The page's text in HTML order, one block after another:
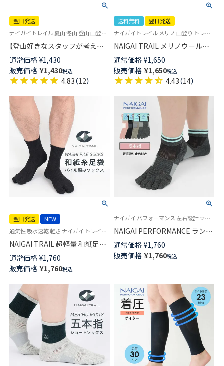
翌日発送
ナイガイトレイル 夏山 冬山 登山 山登り トレッキング 登山ソックス
【登山好きなスタッフが考えた
納得の登山用靴下】NAIGAI
TRAIL メリノウール混 クルー丈
メンズ＆レディース 【365日最
短翌日発送】90301018
通常価格 ¥1,430
販売価格 ¥1,430税込
4.83（12）
送料無料
翌日発送
ナイガイトレイル メリノ 山登り トレッキング ロングトレイル 富士登山 富士山 抗菌防臭 パイル編み
NAIGAI TRAIL メリノウール混
登山用ソックス メンズ＆レディ
ース【365日最短翌日発送】
90370006
通常価格 ¥1,650
販売価格 ¥1,650税込
4.43（14）
翌日発送
NEW
通気性 吸水速乾 軽さ ナイガイ トレイル 送料無料 登山 靴下 軽い タビ
NAIGAI TRAIL 超軽量 和紙足袋
ソックス （TAKUMI camifine®）
足底パイル編み ショート丈 日
本製 【365日最短翌日発送】
90370005
通常価格 ¥1,760
販売価格 ¥1,760税込
ナイガイ パフォーマンス 左右設計 立体設計 ワイドヒール設計女性用 アーチフィットサポート ソックス
NAIGAI PERFORMANCE ランニ
ング 5本指ソックス メッシュ編
み 吸水速乾 消臭 3Dアーチフィ
ットストッパー付 ショート丈
通常価格 ¥1,760
販売価格 ¥1,760税込